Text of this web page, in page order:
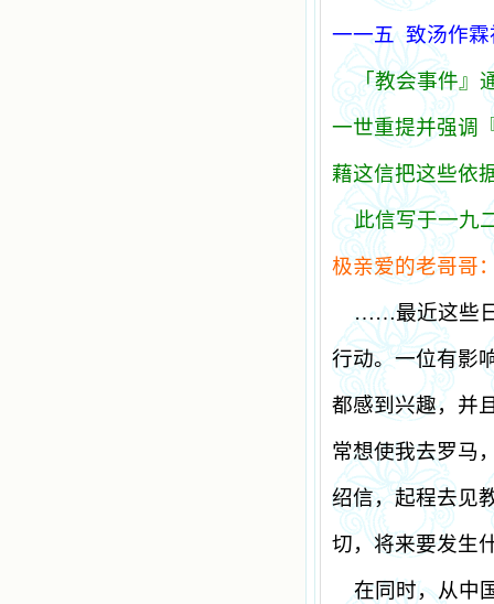
一一五 致汤作
「教会事件』
一世重提并强调
藉这信把这些依
此信写于一九
极亲爱的老哥哥
……最近这些日
行动。一位有影
都感到兴趣，并
常想使我去罗马
绍信，起程去见
切，将来要发生
在同时，从中